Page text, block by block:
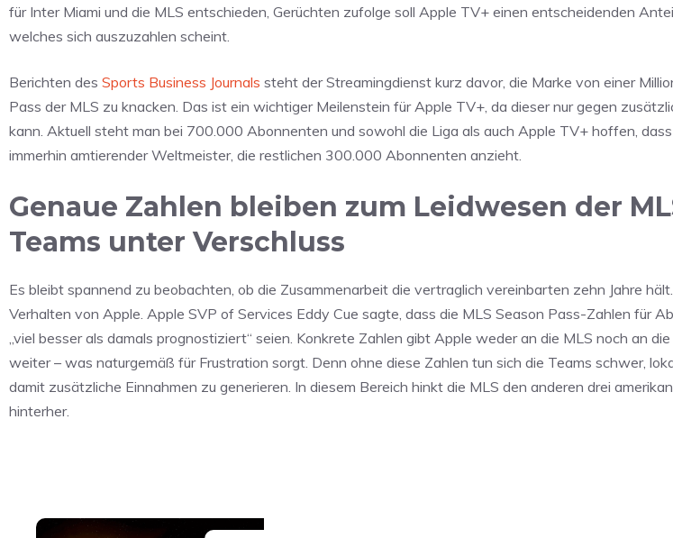
für Inter Miami und die MLS entschieden, Gerüchten zufolge soll Apple TV+ einen entscheidenden
welches sich auszuzahlen scheint.
Berichten des Sports Business Journals steht der Streamingdienst kurz davor, die Marke von einer
Pass der MLS zu knacken. Das ist ein wichtiger Meilenstein für Apple TV+, da dieser nur gegen
kann. Aktuell steht man bei 700.000 Abonnenten und sowohl die Liga als auch Apple TV+ hoffen, dass
immerhin amtierender Weltmeister, die restlichen 300.000 Abonnenten anzieht.
Genaue Zahlen bleiben zum Leidwesen der
Teams unter Verschluss
Es bleibt spannend zu beobachten, ob die Zusammenarbeit die vertraglich vereinbarten zehn Jahre
Verhalten von Apple. Apple SVP of Services Eddy Cue sagte, dass die MLS Season Pass-Zahlen für
„viel besser als damals prognostiziert“ seien. Konkrete Zahlen gibt Apple weder an die MLS noch an
weiter – was naturgemäß für Frustration sorgt. Denn ohne diese Zahlen tun sich die Teams schwer,
damit zusätzliche Einnahmen zu generieren. In diesem Bereich hinkt die MLS den anderen drei
hinterher.